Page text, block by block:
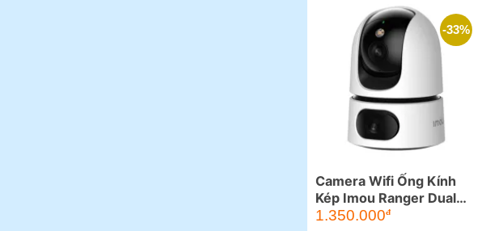
-33%
Camera Wifi Ống Kính
Kép Imou Ranger Dual
10MP
Giá
gốc
1.350.000đGiá